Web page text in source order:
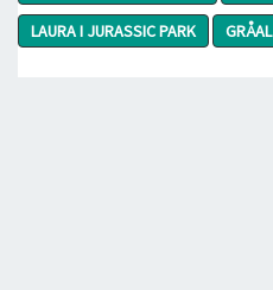
LAURA I JURASSIC PARK
GRÅAL